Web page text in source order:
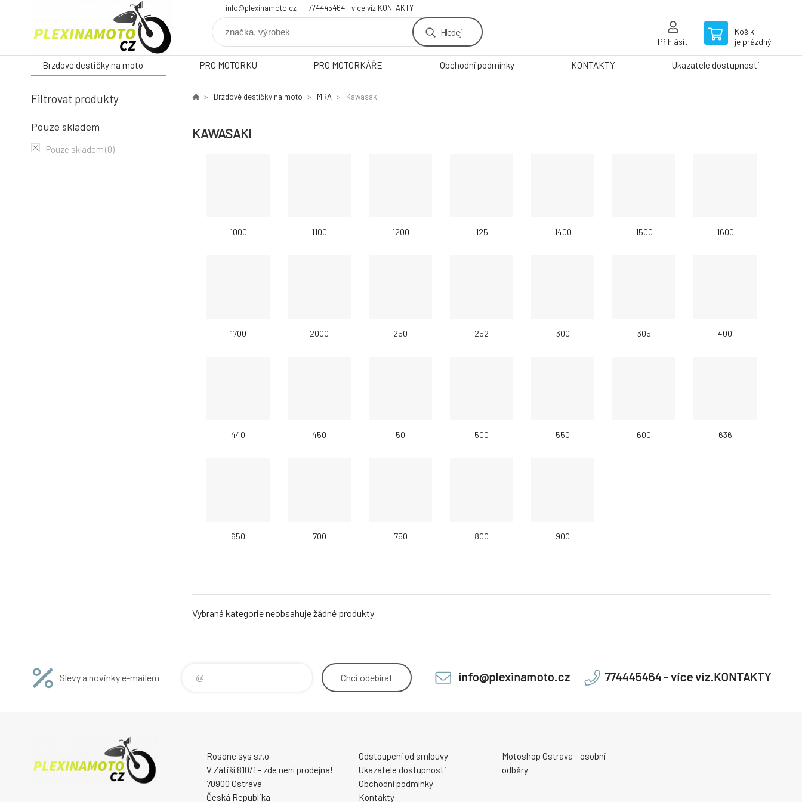
info@plexinamoto.cz 774445464 - více viz.KONTAKTY
Hledej
Přihlásit
Košík
je prázdný
Brzdové destičky na moto PRO MOTORKU PRO MOTORKÁŘE Obchodní podmínky KONTAKTY Ukazatele dostupnosti
Filtrovat produkty
Pouze skladem
Pouze skladem(0)
Brzdové destičky na moto MRA Kawasaki
KAWASAKI
1000 1100 1200 125 1400 1500 1600
1700 2000 250 252 300 305 400
440 450 50 500 550 600 636
650 700 750 800 900
Vybraná kategorie neobsahuje žádné produkty
Slevy a novinky e-mailem Chci odebírat info@plexinamoto.cz 774445464 - více viz.KONTAKTY
Rosone sys s.r.o.
V Zátiší 810/1 - zde není prodejna!
70900 Ostrava
Česká Republika
Odstoupení od smlouvy
Ukazatele dostupnosti
Obchodní podmínky
Kontakty
Motoshop Ostrava - osobní
odběry